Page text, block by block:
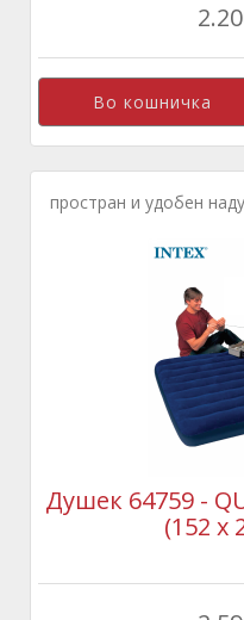
простран и удобен
Душек 64759 -
(152 x